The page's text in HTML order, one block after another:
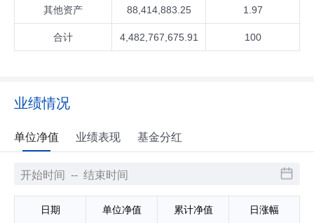
其他资产 88,414,883.25 1.97
合计 4,482,767,675.91 100
业绩情况
单位净值 业绩表现 基金分红
日期 单位净值 累计净值 日涨幅